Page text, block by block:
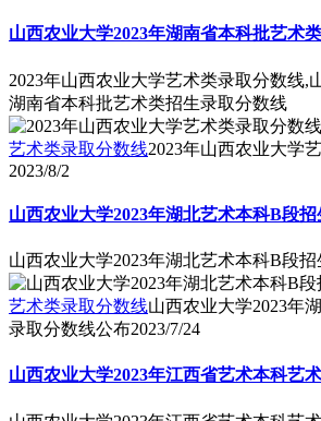
山西农业大学2023年湖南省本科批艺术
2023年山西农业大学艺术类录取分数线,
湖南省本科批艺术类招生录取分数线
艺术类录取分数线2023年山西农业大学
2023/8/2
山西农业大学2023年湖北艺术本科B段
山西农业大学2023年湖北艺术本科B段
艺术类录取分数线山西农业大学2023年
录取分数线公布2023/7/24
山西农业大学2023年江西省艺术本科艺